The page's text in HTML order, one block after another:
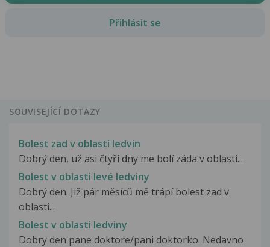
Přihlásit se
SOUVISEJÍCÍ DOTAZY
Bolest zad v oblasti ledvin
Dobrý den, už asi čtyři dny me bolí záda v oblasti...
Bolest v oblasti levé ledviny
Dobrý den. Již pár měsíců mě trápí bolest zad v
oblasti...
Bolest v oblasti ledviny
Dobry den pane doktore/pani doktorko. Nedavno